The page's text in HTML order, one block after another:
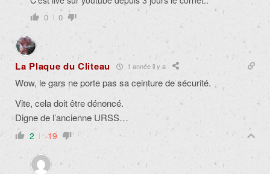
0 0
La Plaque du Cliteau 1 année il y a
Wow, le gars ne porte pas sa ceinture de sécurité.
Vite, cela doit être dénoncé.
Digne de l’ancienne URSS…
2 -19